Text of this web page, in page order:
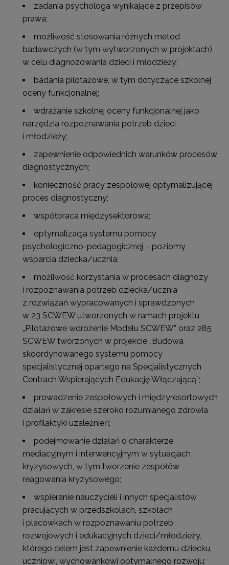
zadania psychologa wynikające z przepisów
prawa;
możliwość stosowania różnych metod
badawczych (w tym wytworzonych w projektach)
w celu diagnozowania dzieci i młodzieży;
badania pilotażowe, w tym dotyczące szkolnej
oceny funkcjonalnej;
wdrażanie szkolnej oceny funkcjonalnej jako
narzędzia rozpoznawania potrzeb dzieci
i młodzieży;
zapewnienie odpowiednich warunków procesów
diagnostycznych;
konieczność pracy zespołowej optymalizującej
proces diagnostyczny;
współpraca międzysektorowa;
optymalizacja systemu pomocy
psychologiczno-pedagogicznej – poziomy
wsparcia dziecka/ucznia;
możliwość korzystania w procesach diagnozy
i rozpoznawania potrzeb dziecka/ucznia
z rozwiązań wypracowanych i sprawdzonych
w 23 SCWEW utworzonych w ramach projektu
„Pilotażowe wdrożenie Modelu SCWEW” oraz 285
SCWEW tworzonych w projekcie „Budowa
skoordynowanego systemu pomocy
specjalistycznej opartego na Specjalistycznych
Centrach Wspierających Edukację Włączającą”;
prowadzenie zespołowych i międzyresortowych
działań w zakresie szeroko rozumianego zdrowia
i profilaktyki uzależnień;
podejmowanie działań o charakterze
mediacyjnym i interwencyjnym w sytuacjach
kryzysowych, w tym tworzenie zespołów
reagowania kryzysowego;
wspieranie nauczycieli i innych specjalistów
pracujących w przedszkolach, szkołach
i placówkach w rozpoznawaniu potrzeb
rozwojowych i edukacyjnych dzieci/młodzieży,
którego celem jest zapewnienie każdemu dziecku,
uczniowi, wychowankowi optymalnego rozwoju;